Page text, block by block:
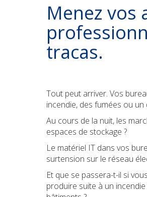
Menez vos
tracas.
Tout peut arriver. Vos
incendie, des fumées ou un
Au cours de la nuit, les
espaces de stockage ?
Le matériel IT dans vos
surtension sur le réseau
Et que se passera-t-il si
produire suite à un